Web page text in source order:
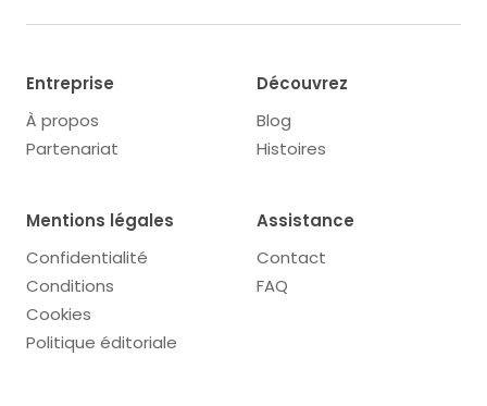
Entreprise
À propos
Partenariat
Découvrez
Blog
Histoires
Mentions légales
Confidentialité
Conditions
Cookies
Politique éditoriale
Assistance
Contact
FAQ